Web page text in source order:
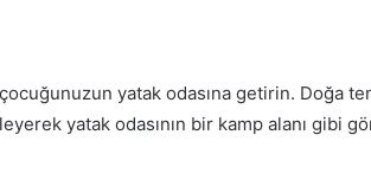
yatak odasına getirin. Doğa
yatak odasının bir kamp alanı gibi